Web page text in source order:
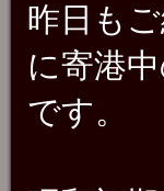
昨日も
に寄港
です。